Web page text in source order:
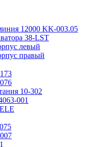
12000 KK-003.05
38-LST
левый
правый
10-302
001